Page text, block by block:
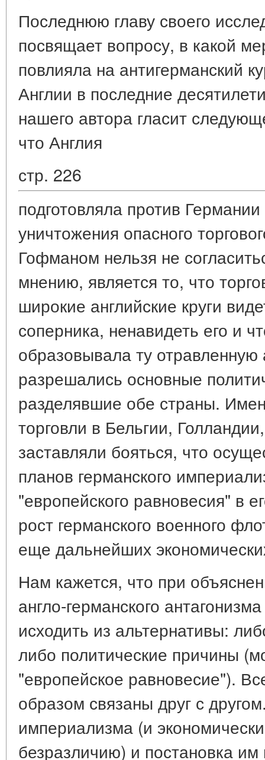
Последнюю главу своего
посвящает вопросу, в какой
повлияла на антигерманский
Англии в последние
нашего автора гласит
что Англия
стр. 226
подготовляла против
уничтожения опасного
Гофманом нельзя не
мнению, является то, что
широкие английские круги
соперника, ненавидеть его и
образовывала ту
разрешались основные
разделявшие обе страны.
торговли в Бельгии,
заставляли бояться, что
планов германского
"европейского равновесия" в
рост германского военного
еще дальнейших
Нам кажется, что при
англо-германского
исходить из альтернативы:
либо политические причины
"европейское равновесие").
образом связаны друг с
империализма (и
безразличию) и постановка